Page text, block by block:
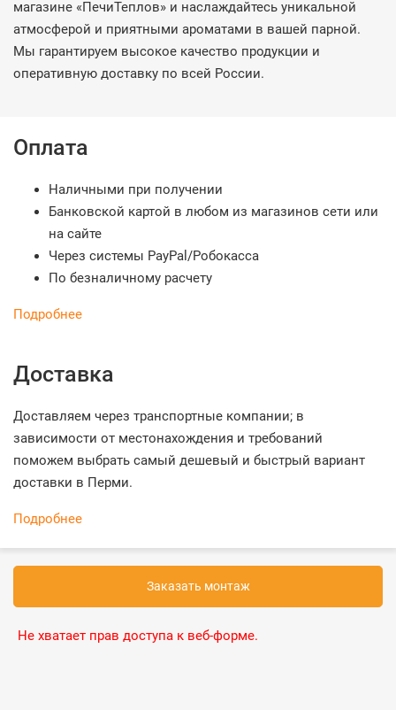
магазине «ПечиТеплов» и наслаждайтесь уникальной
атмосферой и приятными ароматами в вашей парной.
Мы гарантируем высокое качество продукции и
оперативную доставку по всей России.
Оплата
Наличными при получении
Банковской картой в любом из магазинов сети или
на сайте
Через системы PayPal/Робокасса
По безналичному расчету
Подробнее
Доставка
Доставляем через транспортные компании; в
зависимости от местонахождения и требований
поможем выбрать самый дешевый и быстрый вариант
доставки в Перми.
Подробнее
Заказать монтаж
Не хватает прав доступа к веб-форме.